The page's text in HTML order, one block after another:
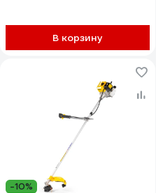
В корзину
-10%